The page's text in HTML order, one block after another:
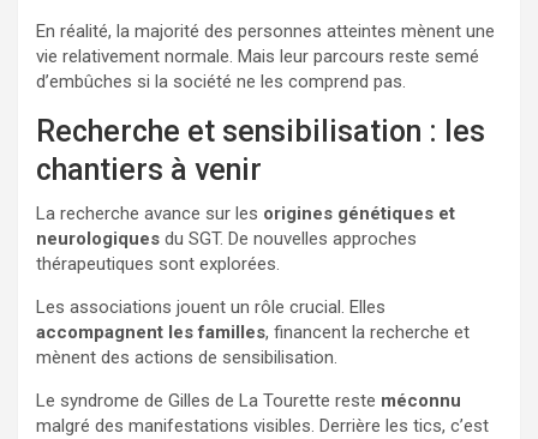
En réalité, la majorité des personnes atteintes mènent une
vie relativement normale. Mais leur parcours reste semé
d’embûches si la société ne les comprend pas.
Recherche et sensibilisation : les
chantiers à venir
La recherche avance sur les origines génétiques et
neurologiques du SGT. De nouvelles approches
thérapeutiques sont explorées.
Les associations jouent un rôle crucial. Elles
accompagnent les familles, financent la recherche et
mènent des actions de sensibilisation.
Le syndrome de Gilles de La Tourette reste méconnu
malgré des manifestations visibles. Derrière les tics, c’est